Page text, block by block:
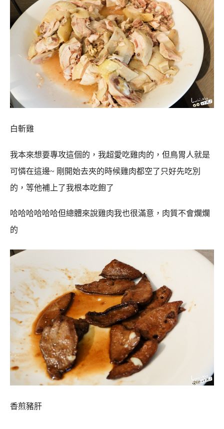
白斬雞
我本來想要專攻這個的，我超愛吃雞肉的，但鳥胃人就是
可憐在這邊~ 剛開始去夾的時候雞肉都空了只好先吃別
的，等他補上了我根本吃飽了
哈哈哈哈哈哈但總體來說雞肉我也很滿意，肉質不會爛爛
的
香煎豬肝